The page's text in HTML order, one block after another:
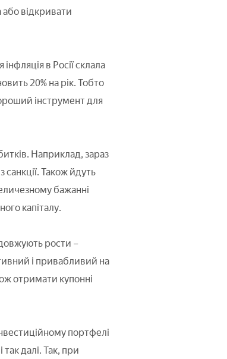
або відкривати
в Росії склала
20% на рік. Тобто
інструмент для
Наприклад, зараз
Також йдуть
бажанні
капіталу.
рости –
і привабливий на
отримати купонні
портфелі
так далі. Так, при